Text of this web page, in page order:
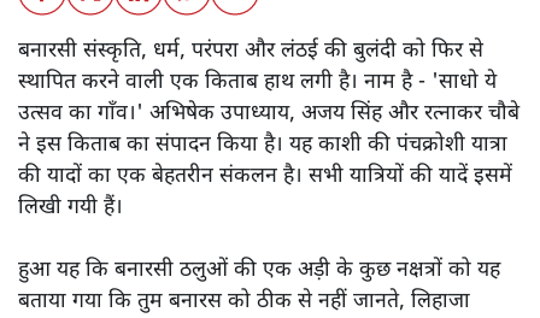
बनारसी संस्कृति, धर्म, परंपरा और लंठई की बुलंदी को फिर से
स्थापित करने वाली एक किताब हाथ लगी है। नाम है - 'साधो ये
उत्सव का गाँव।' अभिषेक उपाध्याय, अजय सिंह और रत्नाकर चौबे
ने इस किताब का संपादन किया है। यह काशी की पंचक्रोशी यात्रा
की यादों का एक बेहतरीन संकलन है। सभी यात्रियों की यादें इसमें
लिखी गयी हैं।
हुआ यह कि बनारसी ठलुओं की एक अड़ी के कुछ नक्षत्रों को यह
बताया गया कि तुम बनारस को ठीक से नहीं जानते, लिहाजा